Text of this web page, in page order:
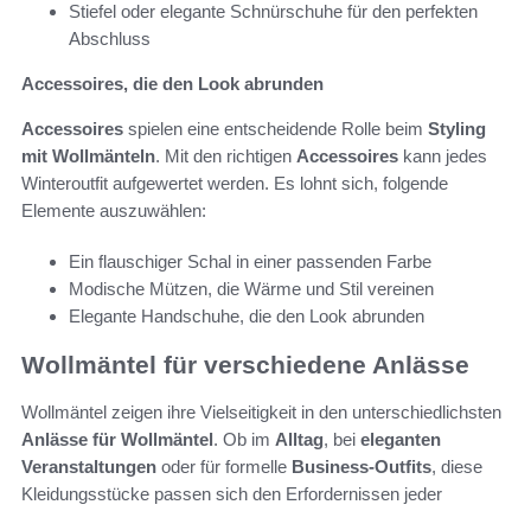
Stiefel oder elegante Schnürschuhe für den perfekten
Abschluss
Accessoires, die den Look abrunden
Accessoires spielen eine entscheidende Rolle beim Styling
mit Wollmänteln. Mit den richtigen Accessoires kann jedes
Winteroutfit aufgewertet werden. Es lohnt sich, folgende
Elemente auszuwählen:
Ein flauschiger Schal in einer passenden Farbe
Modische Mützen, die Wärme und Stil vereinen
Elegante Handschuhe, die den Look abrunden
Wollmäntel für verschiedene Anlässe
Wollmäntel zeigen ihre Vielseitigkeit in den unterschiedlichsten
Anlässe für Wollmäntel. Ob im Alltag, bei eleganten
Veranstaltungen oder für formelle Business-Outfits, diese
Kleidungsstücke passen sich den Erfordernissen jeder